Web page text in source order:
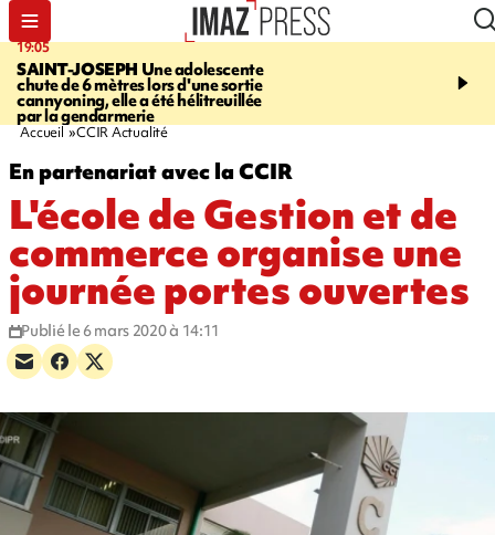
19:05
SAINT-JOSEPH Une adolescente
chute de 6 mètres lors d'une sortie
cannyoning, elle a été hélitreuillée
par la gendarmerie
20:44
rouée de coups,
Accueil CCIR Actualité
En partenariat avec la CCIR
L'école de Gestion et de
commerce organise une
journée portes ouvertes
Publié le 6 mars 2020 à 14:11